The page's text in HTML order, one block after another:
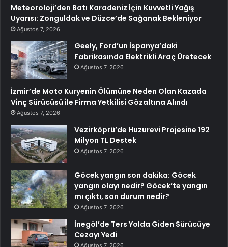
Meteoroloji’den Batı Karadeniz İçin Kuvvetli Yağış
Uyarısı: Zonguldak ve Düzce’de Sağanak Bekleniyor
Ağustos 7, 2026
Geely, Ford’un İspanya’daki
Fabrikasında Elektrikli Araç Üretecek
Ağustos 7, 2026
İzmir’de Moto Kuryenin Ölümüne Neden Olan Kazada
Vinç Sürücüsü ile Firma Yetkilisi Gözaltına Alındı
Ağustos 7, 2026
Vezirköprü’de Huzurevi Projesine 192
Milyon TL Destek
Ağustos 7, 2026
Göcek yangın son dakika: Göcek
yangın olayı nedir? Göcek’te yangın
mı çıktı, son durum nedir?
Ağustos 7, 2026
İnegöl’de Ters Yolda Giden Sürücüye
Cezayı Yedi